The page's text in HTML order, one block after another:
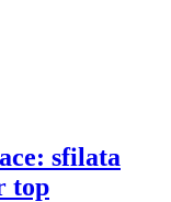
sfilata
top